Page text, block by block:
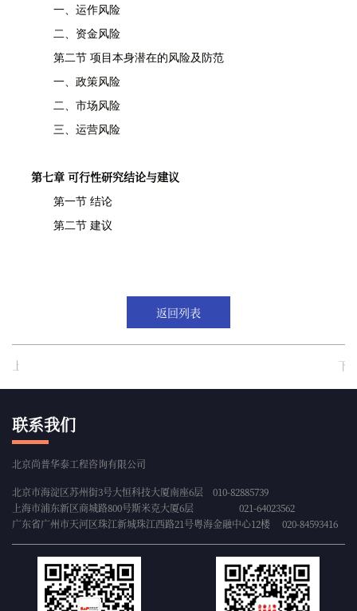
一、运作风险
二、资金风险
第二节 项目本身潜在的风险及防范
一、政策风险
二、市场风险
三、运营风险
第七章 可行性研究结论与建议
第一节 结论
第二节 建议
返回列表
联系我们
北京尚普华泰工程咨询有限公司
北京市海淀区苏州街3号大恒科技大厦南座6层 010-82885739
上海市浦东新区商城路800号斯米克大厦6层 021-64023562
广东省广州市天河区珠江新城珠江西路21号粤海金融中心12楼 020-84593416